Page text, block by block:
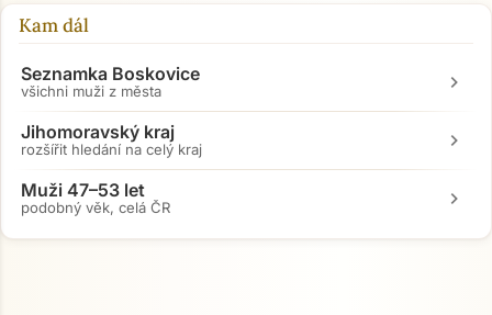
Kam dál
Seznamka Boskovice
všichni muži z města chevron_right
Jihomoravský kraj
rozšířit hledání na celý kraj chevron_right
Muži 47–53 let
podobný věk, celá ČR chevron_right